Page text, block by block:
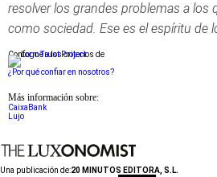
resolver los grandes problemas a los
como sociedad. Ese es el espíritu de
Conforme a los criterios de
¿Por qué confiar en nosotros?
Más información sobre:
CaixaBank
Lujo
Una publicación de:20 MINUTOS EDITORA, S.L.